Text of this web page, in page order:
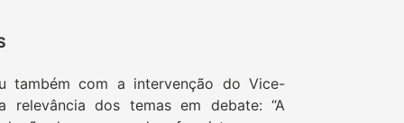
também com a intervenção do Vice-
relevância dos temas em debate: “A